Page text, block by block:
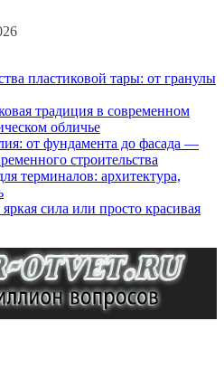
пластиковой тары: от гранулы
традиция в современном
обличье
от фундамента до фасада —
строительства
терминалов: архитектура,
сила или просто красивая